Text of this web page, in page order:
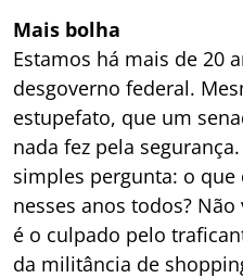
Mais bolha
Estamos há mais de 20
desgoverno federal.
estupefato, que um
nada fez pela
simples pergunta: o que
nesses anos todos?
é o culpado pelo
da militância de